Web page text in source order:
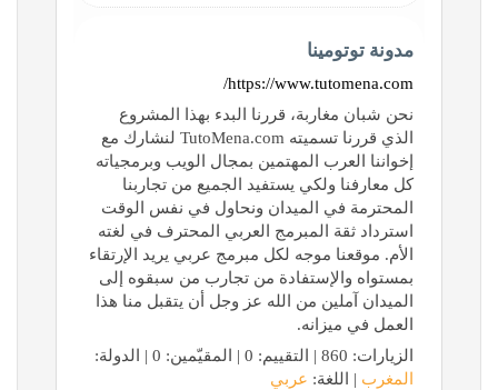
مدونة توتومينا
https://www.tutomena.com/
نحن شبان مغاربة، قررنا البدء بهذا المشروع
الذي قررنا تسميته TutoMena.com لنشارك مع
إخواننا العرب المهتمين بمجال الويب وبرمجياته
كل معارفنا ولكي يستفيد الجميع من تجاربنا
المحترمة في الميدان ونحاول في نفس الوقت
استرداد ثقة المبرمج العربي المحترف في لغته
الأم. موقعنا موجه لكل مبرمج عربي يريد الإرتقاء
بمستواه والإستفادة من تجارب من سبقوه إلى
الميدان آملين من الله عز وجل أن يتقبل منا هذا
العمل في ميزانه.
الزيارات: 860 | التقييم: 0 | المقيّمين: 0 | الدولة:
المغرب | اللغة: عربي